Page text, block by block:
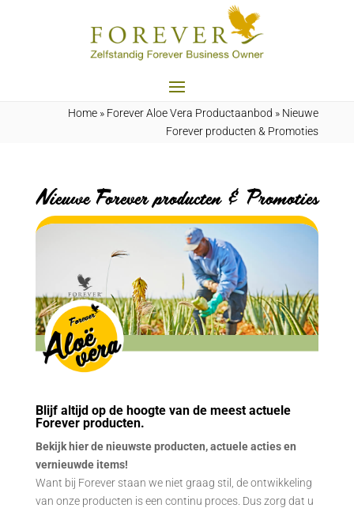
Home » Forever Aloe Vera Productaanbod » Nieuwe
Forever producten & Promoties
Nieuwe Forever producten & Promoties
Blijf altijd op de hoogte van de meest actuele
Forever producten.
Bekijk hier de nieuwste producten, actuele acties en
vernieuwde items!
Want bij Forever staan we niet graag stil, de ontwikkeling
van onze producten is een continu proces. Dus zorg dat u